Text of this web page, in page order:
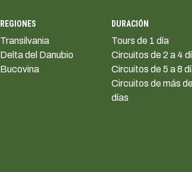
REGIONES
Transilvania
Delta del Danubio
Bucovina
DURACIÓN
Tours de 1 día
Circuitos de 2 a 4
Circuitos de 5 a 8
Circuitos de más
días